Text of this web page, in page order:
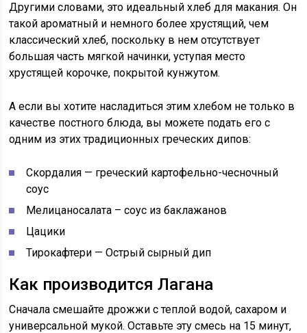
Другими словами, это идеальный хлеб для макания. Он
такой ароматный и немного более хрустящий, чем
классический хлеб, поскольку в нем отсутствует
большая часть мягкой начинки, уступая место
хрустящей корочке, покрытой кунжутом.
А если вы хотите насладиться этим хлебом не только в
качестве постного блюда, вы можете подать его с
одним из этих традиционных греческих дипов:
Скордалия — греческий картофельно-чесночный
соус
Мелицаносалата – соус из баклажанов
Цацики
Тирокафтери — Острый сырный дип
Как производится Лагана
Сначала смешайте дрожжи с теплой водой, сахаром и
универсальной мукой. Оставьте эту смесь на 15 минут,